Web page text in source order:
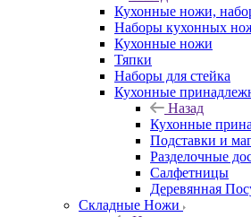
Кухонные ножи,
Наборы кухонных
Кухонные ножи
Тяпки
Наборы для стейка
Кухонные
Назад
Кухонные
Подставки и
Разделочные
Салфетницы
Деревянная
Складные Ножи